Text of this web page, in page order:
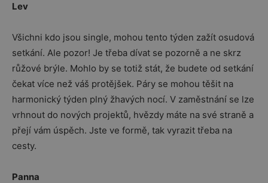
Lev
Všichni kdo jsou single, mohou tento týden zažít osudová
setkání. Ale pozor! Je třeba dívat se pozorně a ne skrz
růžové brýle. Mohlo by se totiž stát, že budete od setkání
čekat více než váš protějšek. Páry se mohou těšit na
harmonický týden plný žhavých nocí. V zaměstnání se lze
vrhnout do nových projektů, hvězdy máte na své straně a
přejí vám úspěch. Jste ve formě, tak vyrazit třeba na
cesty.
Panna